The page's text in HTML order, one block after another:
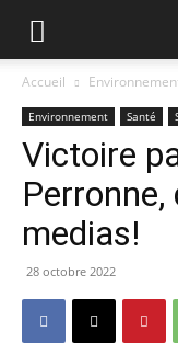
Accueil
Environnement Santé
Victoire
medias!
28 octobre 2022